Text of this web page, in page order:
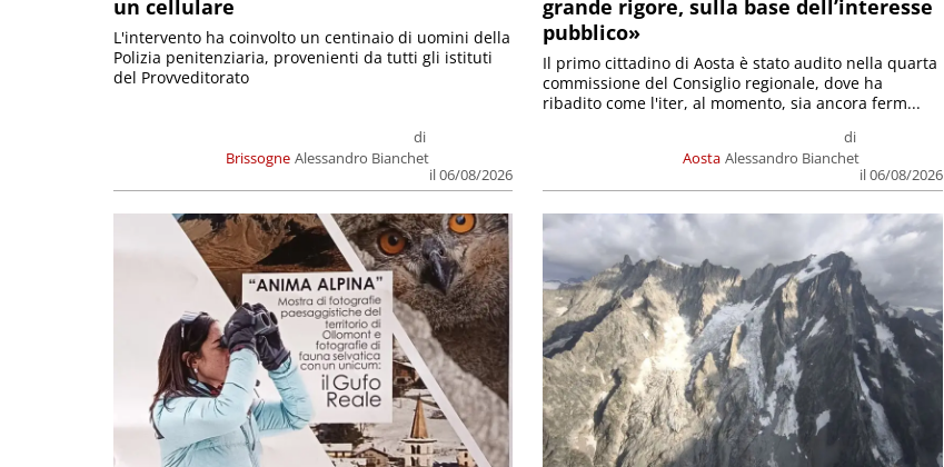
un cellulare
Brissogne
di
Alessandro Bianchet
il 06/08/2026
L'intervento ha coinvolto un centinaio di uomini della
Polizia penitenziaria, provenienti da tutti gli istituti
del Provveditorato
grande rigore, sulla base dell’interesse
pubblico»
Aosta
di
Alessandro Bianchet
il 06/08/2026
Il primo cittadino di Aosta è stato audito nella quarta
commissione del Consiglio regionale, dove ha
ribadito come l'iter, al momento, sia ancora ferm...